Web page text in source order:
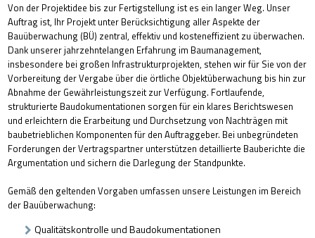
Von der Projektidee bis zur Fertigstellung ist es ein langer Weg. Unser
Auftrag ist, Ihr Projekt unter Berücksichtigung aller Aspekte der
Bauüberwachung (BÜ) zentral, effektiv und kosteneffizient zu überwachen.
Dank unserer jahrzehntelangen Erfahrung im Baumanagement,
insbesondere bei großen Infrastrukturprojekten, stehen wir für Sie von der
Vorbereitung der Vergabe über die örtliche Objektüberwachung bis hin zur
Abnahme der Gewährleistungszeit zur Verfügung. Fortlaufende,
strukturierte Baudokumentationen sorgen für ein klares Berichtswesen
und erleichtern die Erarbeitung und Durchsetzung von Nachträgen mit
baubetrieblichen Komponenten für den Auftraggeber. Bei unbegründeten
Forderungen der Vertragspartner unterstützen detaillierte Bauberichte die
Argumentation und sichern die Darlegung der Standpunkte.
Gemäß den geltenden Vorgaben umfassen unsere Leistungen im Bereich
der Bauüberwachung:
Qualitätskontrolle und Baudokumentationen